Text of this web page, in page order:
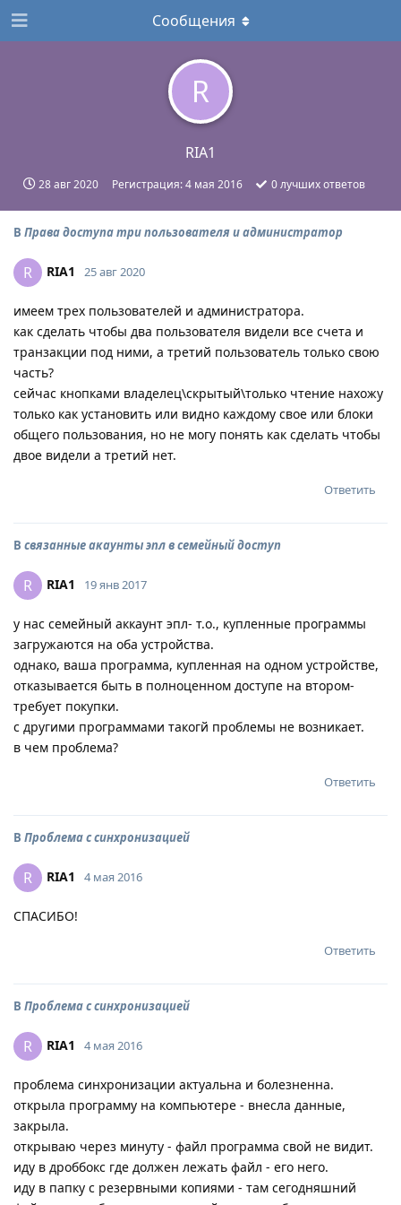
R
RIA1
28 авг 2020 Регистрация:4 мая 2016 0лучших ответов
Сообщения
В Права доступа три пользователя и администратор
R RIA1 25 авг 2020
имеем трех пользователей и администратора.
как сделать чтобы два пользователя видели все счета и
транзакции под ними, а третий пользователь только свою
часть?
сейчас кнопками владелец\скрытый\только чтение нахожу
только как установить или видно каждому свое или блоки
общего пользования, но не могу понять как сделать чтобы
двое видели а третий нет.
Ответить
В связанные акаунты эпл в семейный доступ
R RIA1 19 янв 2017
у нас семейный аккаунт эпл- т.о., купленные программы
загружаются на оба устройства.
однако, ваша программа, купленная на одном устройстве,
отказывается быть в полноценном доступе на втором-
требует покупки.
с другими программами такогй проблемы не возникает.
в чем проблема?
Ответить
В Проблема с синхронизацией
R RIA1 4 мая 2016
СПАСИБО!
Ответить
В Проблема с синхронизацией
R RIA1 4 мая 2016
проблема синхронизации актуальна и болезненна.
открыла программу на компьютере - внесла данные,
закрыла.
открываю через минуту - файл программа свой не видит.
иду в дроббокс где должен лежать файл - его него.
иду в папку с резервными копиями - там сегодняшний